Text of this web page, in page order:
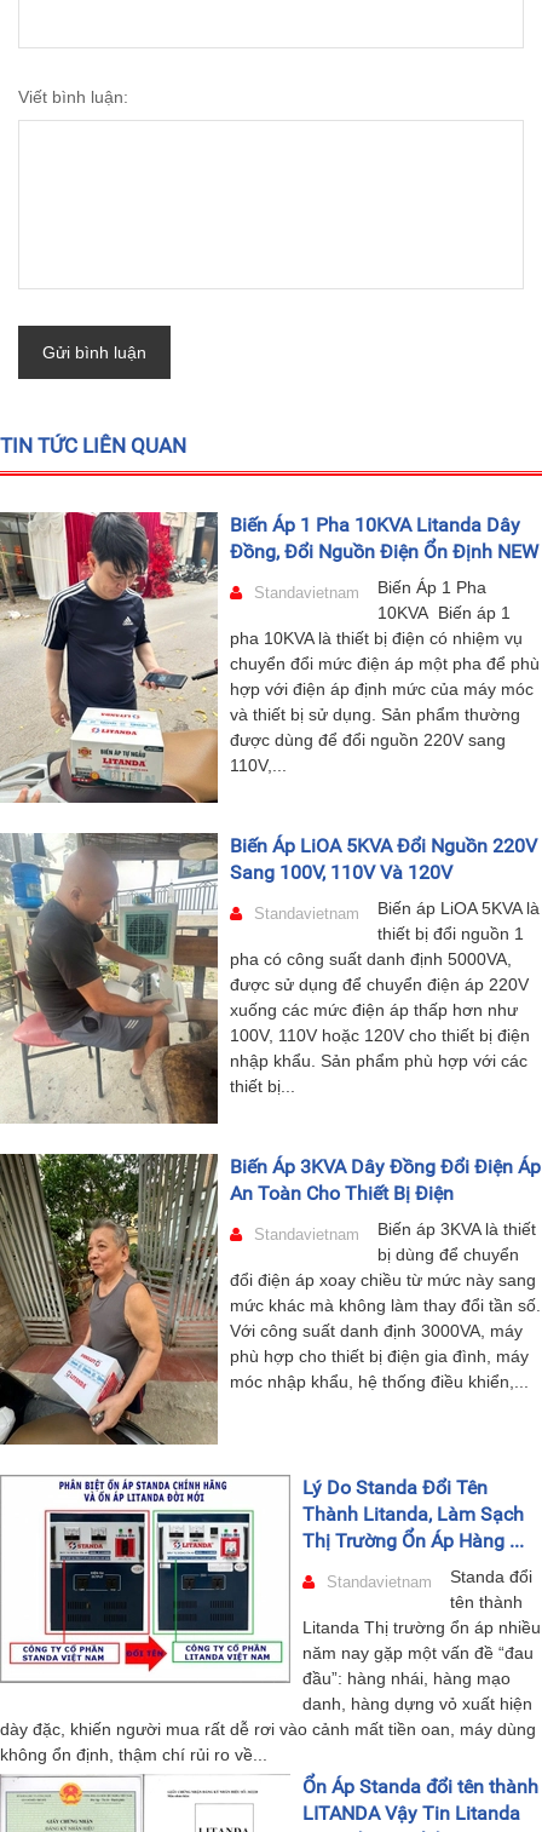
Viết bình luận:
Gửi bình luận
TIN TỨC LIÊN QUAN
Biến Áp 1 Pha 10KVA Litanda Dây
Đồng, Đổi Nguồn Điện Ổn Định NEW
Standavietnam
Biến Áp 1 Pha
10KVA Biến áp 1
pha 10KVA là thiết bị điện có nhiệm vụ
chuyển đổi mức điện áp một pha để phù
hợp với điện áp định mức của máy móc
và thiết bị sử dụng. Sản phẩm thường
được dùng để đổi nguồn 220V sang
110V,...
Biến Áp LiOA 5KVA Đổi Nguồn 220V
Sang 100V, 110V Và 120V
Standavietnam
Biến áp LiOA 5KVA là
thiết bị đổi nguồn 1
pha có công suất danh định 5000VA,
được sử dụng để chuyển điện áp 220V
xuống các mức điện áp thấp hơn như
100V, 110V hoặc 120V cho thiết bị điện
nhập khẩu. Sản phẩm phù hợp với các
thiết bị...
Biến Áp 3KVA Dây Đồng Đổi Điện Áp
An Toàn Cho Thiết Bị Điện
Standavietnam
Biến áp 3KVA là thiết
bị dùng để chuyển
đổi điện áp xoay chiều từ mức này sang
mức khác mà không làm thay đổi tần số.
Với công suất danh định 3000VA, máy
phù hợp cho thiết bị điện gia đình, máy
móc nhập khẩu, hệ thống điều khiển,...
Lý Do Standa Đổi Tên
Thành Litanda, Làm Sạch
Thị Trường Ổn Áp Hàng ...
Standavietnam
Standa đổi
tên thành
Litanda Thị trường ổn áp nhiều
năm nay gặp một vấn đề “đau
đầu”: hàng nhái, hàng mạo
danh, hàng dựng vỏ xuất hiện
dày đặc, khiến người mua rất dễ rơi vào cảnh mất tiền oan, máy dùng
không ổn định, thậm chí rủi ro về...
Ổn Áp Standa đổi tên thành
LITANDA Vậy Tin Litanda